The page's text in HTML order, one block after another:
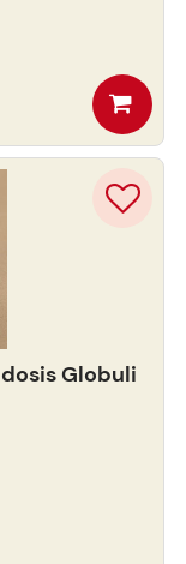
Globuli